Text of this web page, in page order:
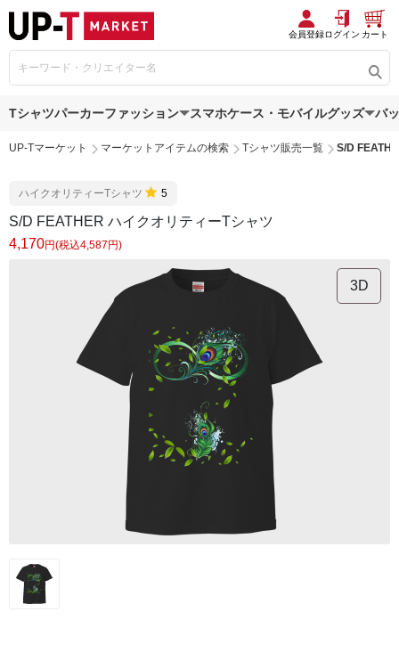
会員登録ログイン カート
Tシャツパーカーファッション スマホケース・モバイルグッズ バ
UP-Tマーケット マーケットアイテムの検索 Tシャツ販売一覧 S/D
ハイクオリティーTシャツ 5
S/D FEATHER ハイクオリティーTシャツ
4,170円(税込4,587円)
3D